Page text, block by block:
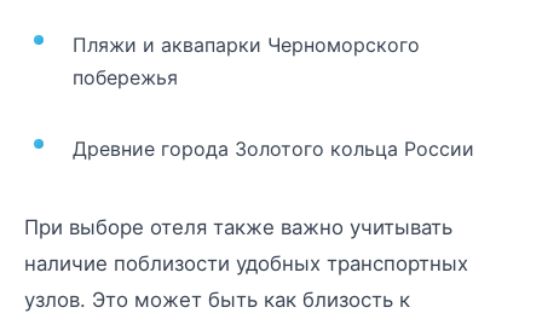
Пляжи и аквапарки Черноморского
побережья
Древние города Золотого кольца России
При выборе отеля также важно учитывать
наличие поблизости удобных транспортных
узлов. Это может быть как близость к